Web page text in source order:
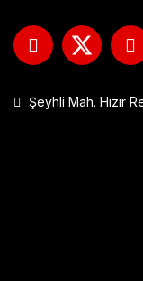
Şeyhli Mah. Hızır